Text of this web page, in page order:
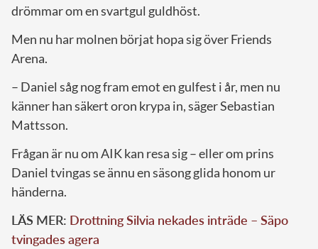
drömmar om en svartgul guldhöst.
Men nu har molnen börjat hopa sig över Friends
Arena.
– Daniel såg nog fram emot en gulfest i år, men nu
känner han säkert oron krypa in, säger Sebastian
Mattsson.
Frågan är nu om AIK kan resa sig – eller om prins
Daniel tvingas se ännu en säsong glida honom ur
händerna.
LÄS MER: Drottning Silvia nekades inträde – Säpo
tvingades agera